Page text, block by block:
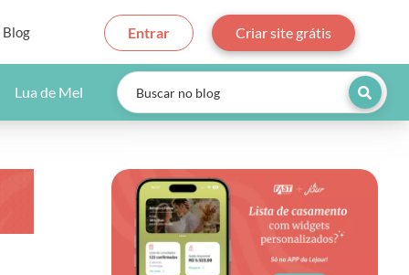
Blog Entrar Criar site grátis
Lua de Mel